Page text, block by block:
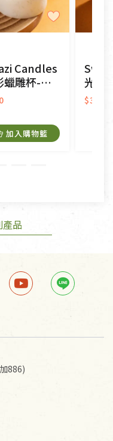
、易於變質或損壞
或污損者。
罩等私人消耗性產
除商品本身有瑕疵
情事適用準
包裝方式及使用原
退回，導致書籍有
不接受退貨，也不
故，里仁網購無法
還給消費者，因而
擔。
Candles
雕杯-星光
加入購物籃
光影蠟
$390
品
886)